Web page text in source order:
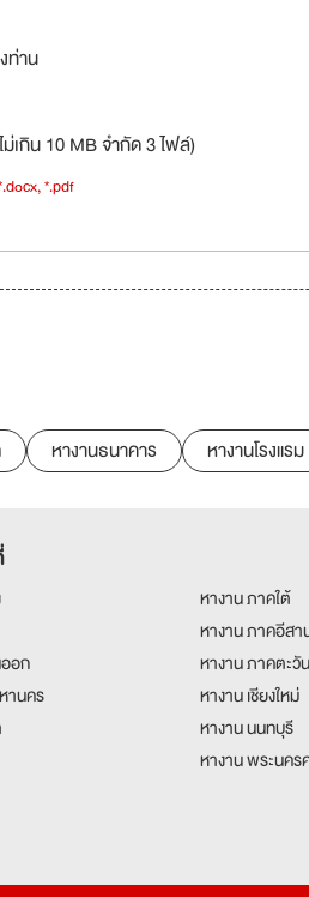
ท่าน
เกิน 10 MB จำกัด 3 ไฟล์)
*.pdf
หางานธนาคาร หางานโรงแรม
หางาน ภาคใต้
หางาน ภาคอีสา
อก
หางาน ภาคตะวั
านคร
หางาน เชียงใหม่
หางาน นนทบุรี
หางาน พระนค